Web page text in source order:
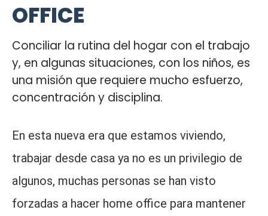
OFFICE
Conciliar la rutina del hogar con el trabajo
y, en algunas situaciones, con los niños, es
una misión que requiere mucho esfuerzo,
concentración y disciplina.
En esta nueva era que estamos viviendo,
trabajar desde casa ya no es un privilegio de
algunos, muchas personas se han visto
forzadas a hacer home office para mantener